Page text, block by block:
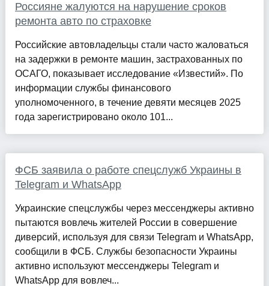
Россияне жалуются на нарушение сроков
ремонта авто по страховке
Российские автовладельцы стали часто жаловаться
на задержки в ремонте машин, застрахованных по
ОСАГО, показывает исследование «Известий». По
информации службы финансового
уполномоченного, в течение девяти месяцев 2025
года зарегистрировано около 101...
ФСБ заявила о работе спецслужб Украины в
Telegram и WhatsApp
Украинские спецслужбы через мессенджеры активно
пытаются вовлечь жителей России в совершение
диверсий, используя для связи Telegram и WhatsApp,
сообщили в ФСБ. Службы безопасности Украины
активно используют мессенджеры Telegram и
WhatsApp для вовлеч...